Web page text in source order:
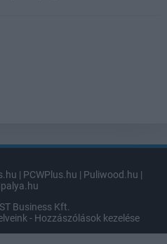
| PCWPlus.hu | Puliwood.hu |
Business Kft.
- Hozzászólások kezelése